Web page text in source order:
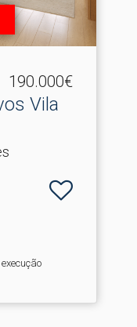
190.000€
Vila
execução